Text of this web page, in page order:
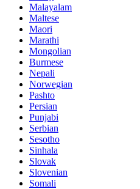
Malayalam
Maltese
Maori
Marathi
Mongolian
Burmese
Nepali
Norwegian
Pashto
Persian
Punjabi
Serbian
Sesotho
Sinhala
Slovak
Slovenian
Somali